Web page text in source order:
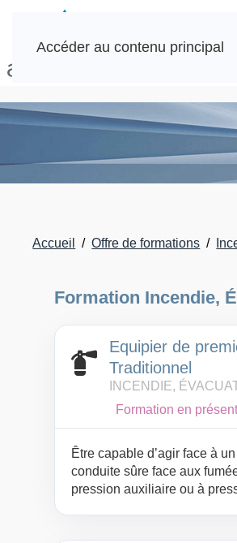
Accéder au contenu principal
Accueil Offre de formations
Formation Incendie,
Equipier de
Traditionnel
INCENDIE,
Formation en
Être capable d’agir face à
conduite sûre face aux
pression auxiliaire ou à